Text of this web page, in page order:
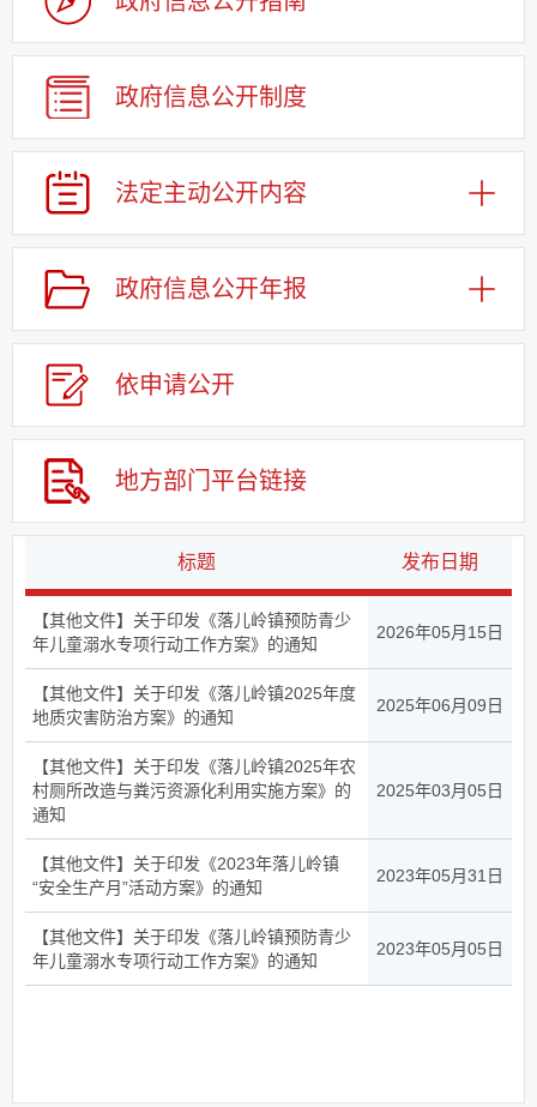
政府信息公开制度
法定主动公开内容
政府信息公开年报
依申请公开
地方部门平台链接
标题 发布日期
【其他文件】关于印发《落儿岭镇预防青少
年儿童溺水专项行动工作方案》的通知
2026年05月15日
【其他文件】关于印发《落儿岭镇2025年度
地质灾害防治方案》的通知
2025年06月09日
【其他文件】关于印发《落儿岭镇2025年农
村厕所改造与粪污资源化利用实施方案》的
通知
2025年03月05日
【其他文件】关于印发《2023年落儿岭镇
“安全生产月”活动方案》的通知
2023年05月31日
【其他文件】关于印发《落儿岭镇预防青少
年儿童溺水专项行动工作方案》的通知
2023年05月05日